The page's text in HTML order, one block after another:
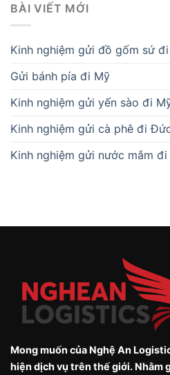
BÀI VIẾT MỚI
Kinh nghiệm gửi đồ gốm sứ
Gửi bánh pía đi Mỹ
Kinh nghiệm gửi yến sào đi
Kinh nghiệm gửi cà phê đi
Kinh nghiệm gửi nước mắm đi
Mong muốn của Nghệ An
hiện dịch vụ trên thế giới. Nhằm